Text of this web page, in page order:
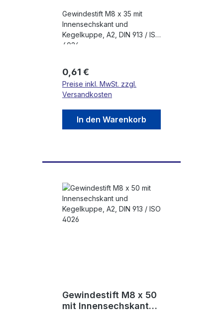
Gewindestift M8 x 35 mit
Innensechskant und
Kegelkuppe, A2, DIN 913 / ISO
4026
Regulärer Preis:
0,61 €
Preise inkl. MwSt. zzgl.
Versandkosten
In den Warenkorb
Gewindestift M8 x 50
mit Innensechskant